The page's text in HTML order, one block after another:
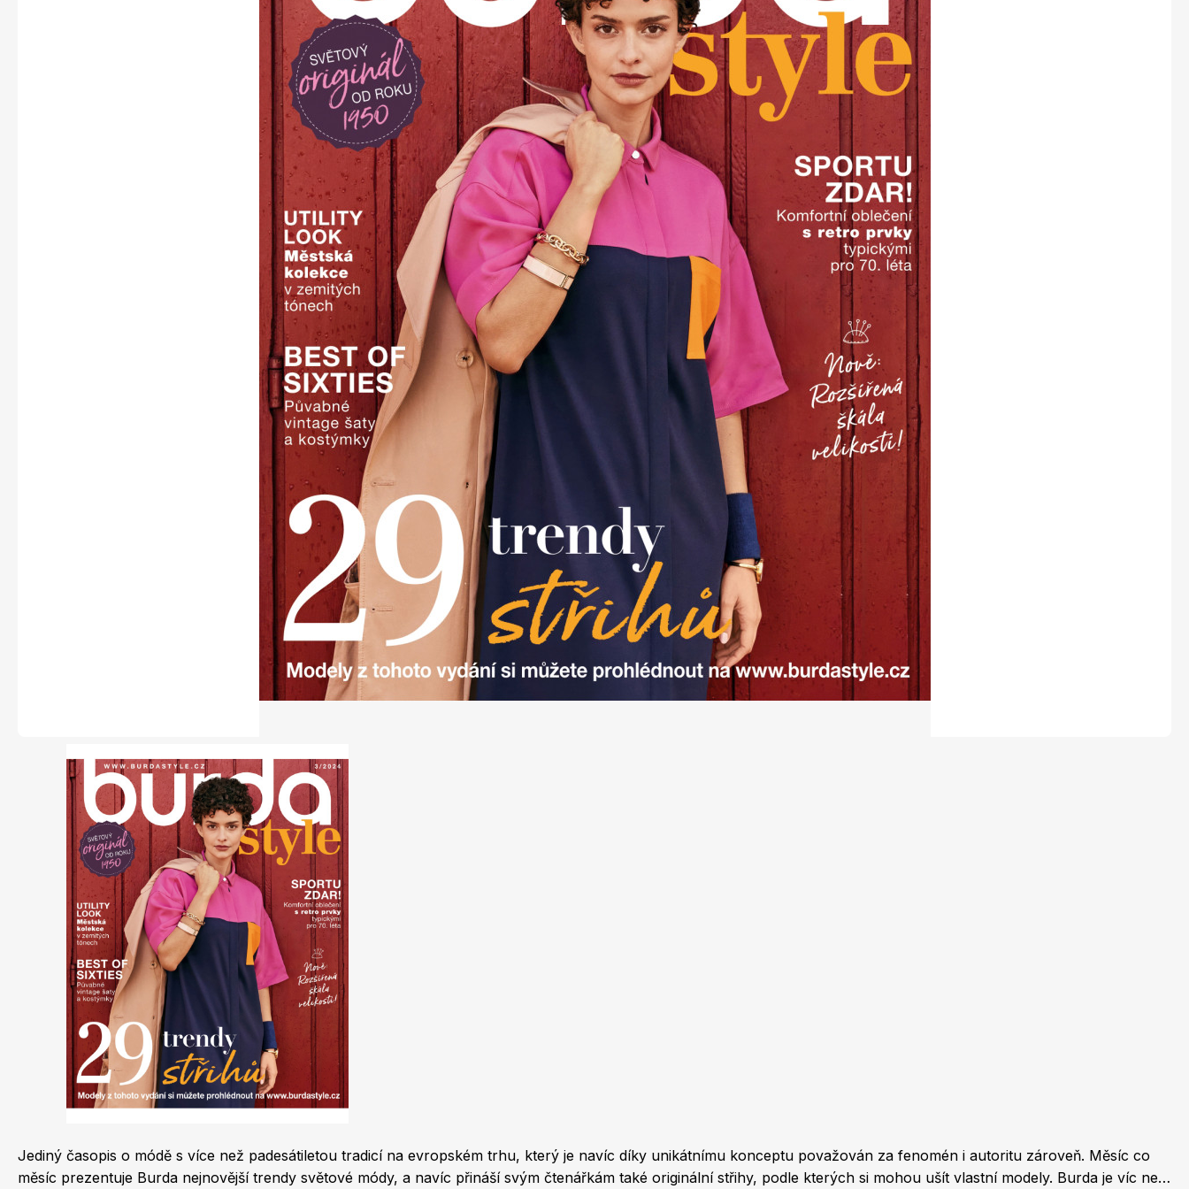
Apetit
Svět ženy
Marianne Bydlení
Marianne Venkov & styl
Naše krásná zahrada
Chip
Dětské časopisy
LEGO® časopisy
Burda Easy
Burda Best of
Burda Kids
Jediný časopis o módě s více než padesátiletou tradicí na evropském trhu, který je navíc díky unikátnímu konceptu považován za fenomén i autoritu zároveň. Měsíc co
měsíc prezentuje Burda nejnovější trendy světové módy, a navíc přináší svým čtenářkám také originální střihy, podle kterých si mohou ušít vlastní modely. Burda je víc než